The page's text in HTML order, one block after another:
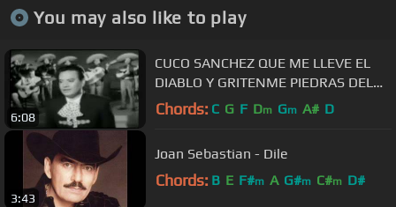
You may also like to play
6:08
CUCO SANCHEZ QUE ME LLEVE EL
DIABLO Y GRITENME PIEDRAS DEL
CAMPO
Chords: C G F Dm Gm A# D
3:43
Joan Sebastian - Dile
Chords: B E F#m A G#m C#m D#